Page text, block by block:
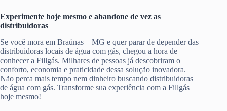
Experimente hoje mesmo e abandone de vez as
distribuidoras
Se você mora em Braúnas – MG e quer parar de depender das
distribuidoras locais de água com gás, chegou a hora de
conhecer a Fillgás. Milhares de pessoas já descobriram o
conforto, economia e praticidade dessa solução inovadora.
Não perca mais tempo nem dinheiro buscando distribuidoras
de água com gás. Transforme sua experiência com a Fillgás
hoje mesmo!